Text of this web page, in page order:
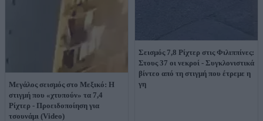
Μεγάλος σεισμός στο Μεξικό: Η
στιγμή που «χτυπούν» τα 7,4
Ρίχτερ - Προειδοποίηση για
τσουνάμι (Video)
Σεισμός 7,8 Ρίχτερ στις Φιλιππίνες:
Στους 37 οι νεκροί - Συγκλονιστικά
βίντεο από τη στιγμή που έτρεμε η
γη